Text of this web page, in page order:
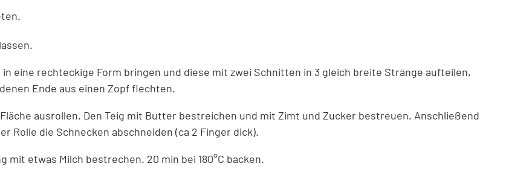
eine rechteckige Form bringen und diese mit zwei Schnitten in 3 gleich breite Stränge aufteilen,
Ende aus einen Zopf flechten.
ausrollen. Den Teig mit Butter bestreichen und mit Zimt und Zucker bestreuen. Anschließend
Rolle die Schnecken abschneiden (ca 2 Finger dick).
mit etwas Milch bestrechen. 20 min bei 180°C backen.